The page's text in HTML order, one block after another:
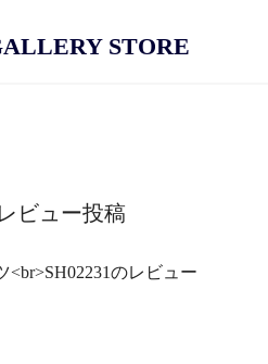
STORE
レビュー投稿
<br>SH02231のレビュー